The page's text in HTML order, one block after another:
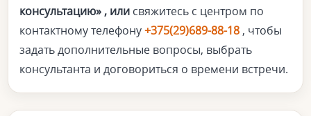
консультацию» , или свяжитесь с центром по
контактному телефону+375(29)689-88-18 , чтобы
задать дополнительные вопросы, выбрать
консультанта и договориться о времени встречи.